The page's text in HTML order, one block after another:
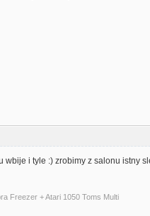
wbije i tyle :) zrobimy z salonu istny
Freezer + Atari 1050 Toms Multi